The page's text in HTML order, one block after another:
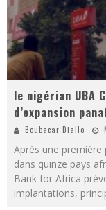
le nigérian UBA
d’expansion
Boubacar Diallo
Après une première
dans quinze pays
Bank for Africa
implantations,